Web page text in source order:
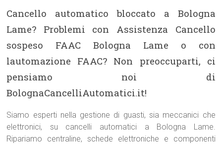
Cancello automatico bloccato a Bologna
Lame? Problemi con Assistenza Cancello
sospeso FAAC Bologna Lame o con
lautomazione FAAC? Non preoccuparti, ci
pensiamo noi di
BolognaCancelliAutomatici.it!
Siamo esperti nella gestione di guasti, sia meccanici che
elettronici, su cancelli automatici a Bologna Lame.
Ripariamo centraline, schede elettroniche e componenti